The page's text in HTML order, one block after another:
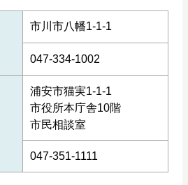
市川市八幡1-1-1
047-334-1002
浦安市猫実1-1-1
市役所本庁舎10階
市民相談室
047-351-1111